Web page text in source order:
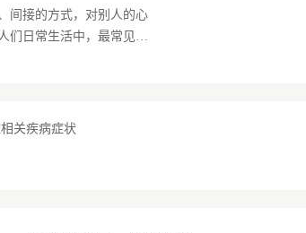
间接的方式，对别人的心
们日常生活中，最常见的
关疾病症状